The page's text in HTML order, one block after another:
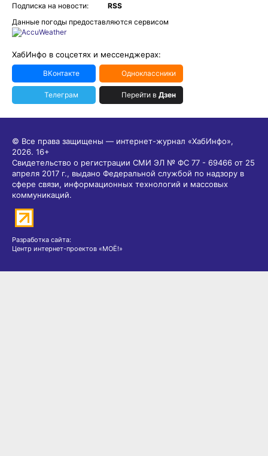
Подписка на новости:
RSS
Данные погоды предоставляются сервисом
ХабИнфо в соцсетях и мессенджерах:
ВКонтакте Одноклассники
Телеграм Перейти в Дзен
© Все права защищены — интернет-журнал «ХабИнфо»,
2026. 16+
Свидетельство о регистрации СМИ ЭЛ № ФС 77 - 69466 от 25
апреля 2017 г., выдано Федеральной службой по надзору в
сфере связи, информационных технологий и массовых
коммуникаций.
Разработка сайта:
Центр интернет-проектов «МОЁ!»